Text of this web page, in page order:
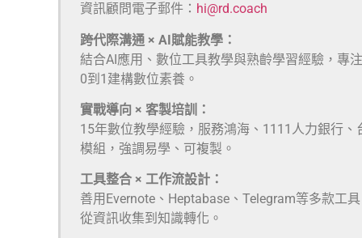
資訊顧問電子郵件： hi@rd.coach
跨代際溝通 × AI賦能教學：
結合AI應用、數位工具教學與熟齡學習經驗，專
0到1建構數位素養。
實戰導向 × 客製培訓：
15年數位教學經驗，服務鴻海、1111人力銀行
模組，強調易學、可複製。
工具整合 × 工作流設計：
善用Evernote、Heptabase、Telegram等多款工
從資訊收集到知識轉化。